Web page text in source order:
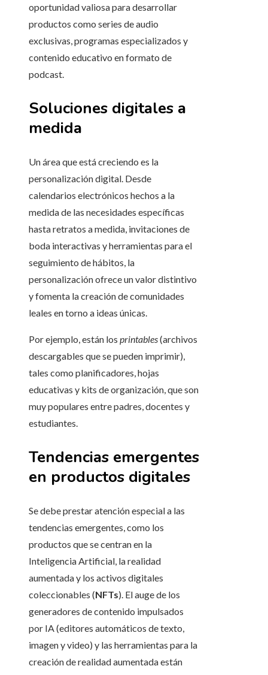
oportunidad valiosa para desarrollar
productos como series de audio
exclusivas, programas especializados y
contenido educativo en formato de
podcast.
Soluciones digitales a
medida
Un área que está creciendo es la
personalización digital. Desde
calendarios electrónicos hechos a la
medida de las necesidades específicas
hasta retratos a medida, invitaciones de
boda interactivas y herramientas para el
seguimiento de hábitos, la
personalización ofrece un valor distintivo
y fomenta la creación de comunidades
leales en torno a ideas únicas.
Por ejemplo, están los printables(archivos
descargables que se pueden imprimir),
tales como planificadores, hojas
educativas y kits de organización, que son
muy populares entre padres, docentes y
estudiantes.
Tendencias emergentes
en productos digitales
Se debe prestar atención especial a las
tendencias emergentes, como los
productos que se centran en la
Inteligencia Artificial, la realidad
aumentada y los activos digitales
coleccionables (NFTs). El auge de los
generadores de contenido impulsados
por IA (editores automáticos de texto,
imagen y video) y las herramientas para la
creación de realidad aumentada están